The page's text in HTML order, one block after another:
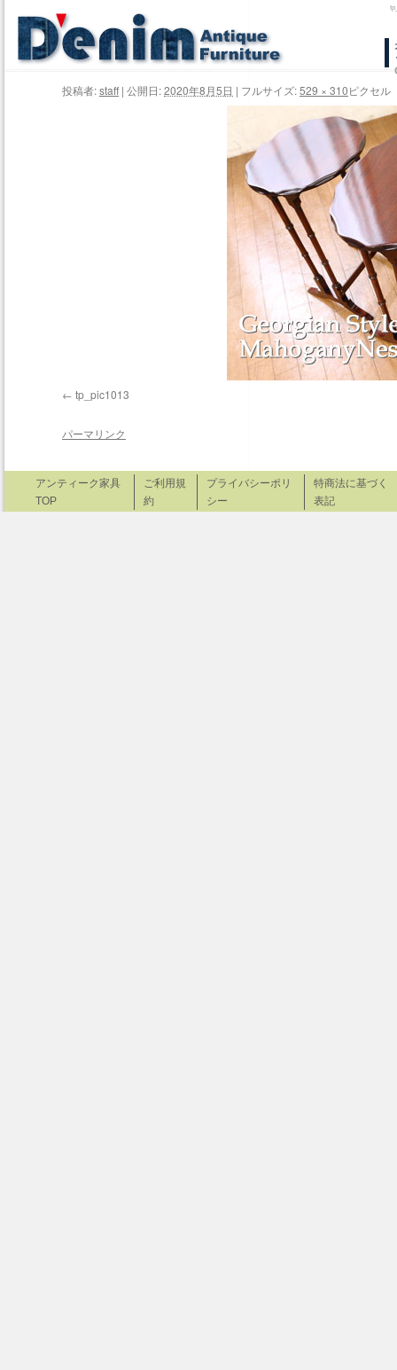
テ
ン
ツ
へ
ス
キ
ッ
プ
投稿者:staff | 公開日:2020年8月5日 | フルサイズ:529 × 310ピクセル
tp_pic1013
パーマリンク
アンティーク家具
TOP
ご利用規
約
プライバシーポリ
シー
特商法に基づく
表記